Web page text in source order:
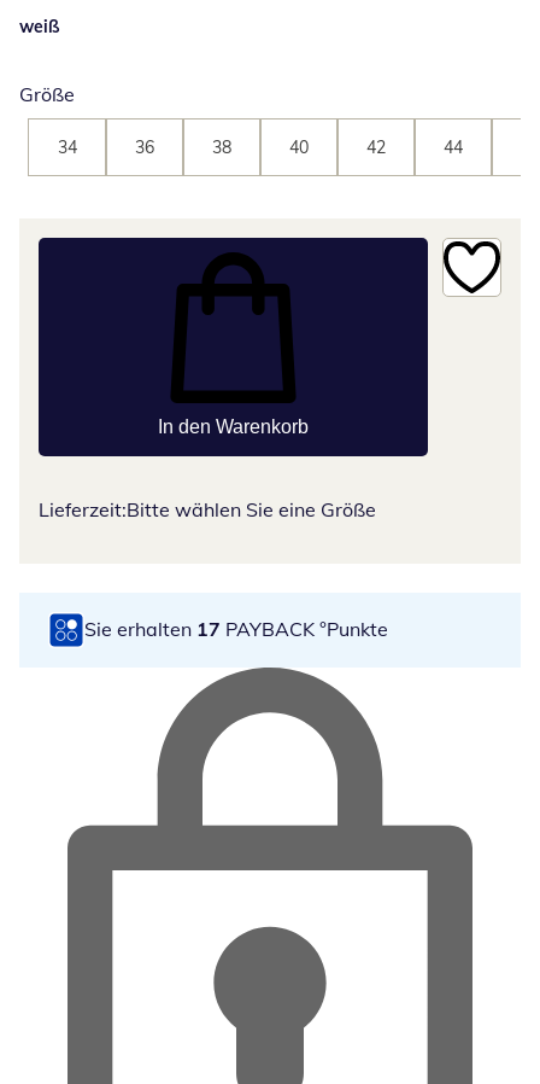
weiß
Größe
34 36 38 40 42 44
In den Warenkorb
Lieferzeit:Bitte wählen Sie eine Größe
Sie erhalten 17 PAYBACK °Punkte